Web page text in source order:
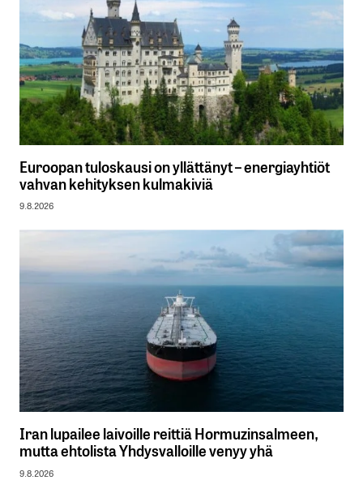
Euroopan tuloskausi on yllättänyt – energiayhtiöt
vahvan kehityksen kulmakiviä
9.8.2026
Iran lupailee laivoille reittiä Hormuzinsalmeen,
mutta ehtolista Yhdysvalloille venyy yhä
9.8.2026